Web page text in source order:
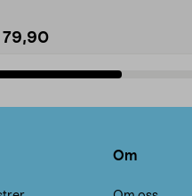
79,90
Om